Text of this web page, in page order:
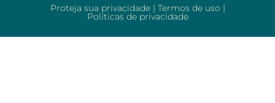
Proteja sua privacidade | Termos de uso |
Políticas de privacidade